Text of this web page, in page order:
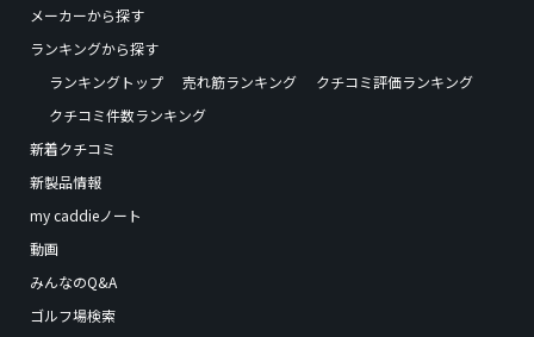
メーカーから探す
ランキングから探す
ランキングトップ
売れ筋ランキング
クチコミ評価ランキング
クチコミ件数ランキング
新着クチコミ
新製品情報
my caddieノート
動画
みんなのQ&A
ゴルフ場検索